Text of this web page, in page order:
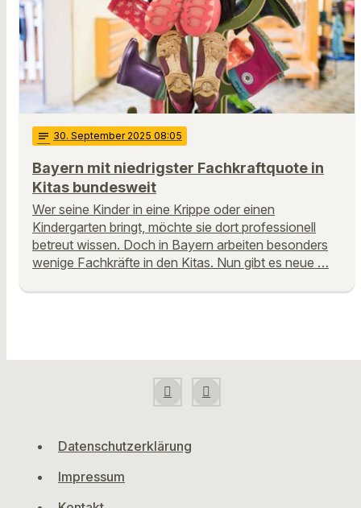
notes 30. September 2025 08:05
Bayern mit niedrigster Fachkraftquote in
Kitas bundesweit
Wer seine Kinder in eine Krippe oder einen
Kindergarten bringt, möchte sie dort professionell
betreut wissen. Doch in Bayern arbeiten besonders
wenige Fachkräfte in den Kitas. Nun gibt es neue …
Datenschutzerklärung
Impressum